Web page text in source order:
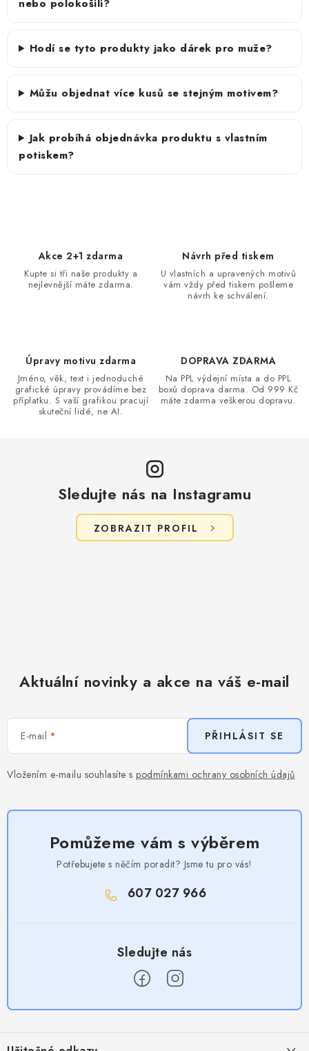
nebo polokošili?
Hodí se tyto produkty jako dárek pro muže?
Můžu objednat více kusů se stejným motivem?
Jak probíhá objednávka produktu s vlastním
potiskem?
Akce 2+1 zdarma
Kupte si tři naše produkty a
nejlevnější máte zdarma.
Návrh před tiskem
U vlastních a upravených motivů
vám vždy před tiskem pošleme
návrh ke schválení.
Úpravy motivu zdarma
Jméno, věk, text i jednoduché
grafické úpravy provádíme bez
příplatku. S vaší grafikou pracují
skuteční lidé, ne AI.
DOPRAVA ZDARMA
Na PPL výdejní místa a do PPL
boxů doprava darma. Od 999 Kč
máte zdarma veškerou dopravu.
Sledujte nás na Instagramu
ZOBRAZIT PROFIL
Aktuální novinky a akce na váš e-mail
E-mail
Vložením e-mailu souhlasíte s podmínkami ochrany osobních údajů
PŘIHLÁSIT SE
Pomůžeme vám s výběrem
Potřebujete s něčím poradit? Jsme tu pro vás!
607 027 966